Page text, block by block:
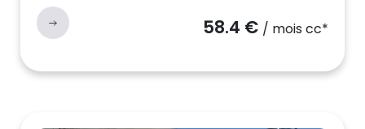
58.4 € / mois cc*